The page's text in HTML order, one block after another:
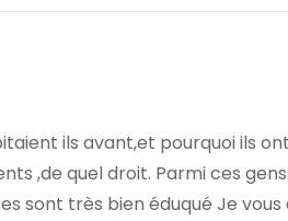
ils avant,et pourquoi ils
,de quel droit. Parmi ces gens
sont très bien éduqué Je vous